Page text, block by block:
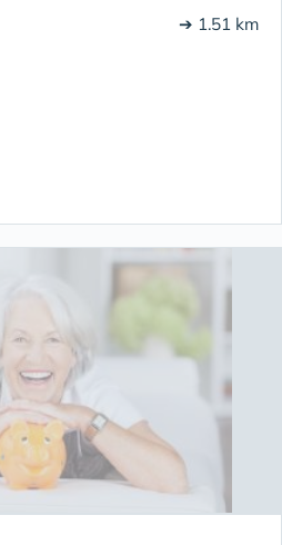
➔ 1.51 km